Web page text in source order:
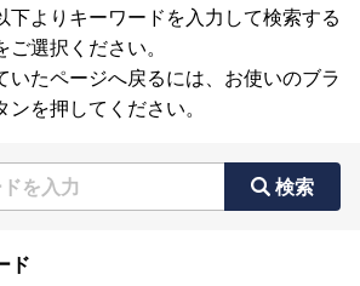
下よりキーワードを入力して検索する
選択ください。
いたページへ戻るには、お使いのブラ
を押してください。
検索
ド